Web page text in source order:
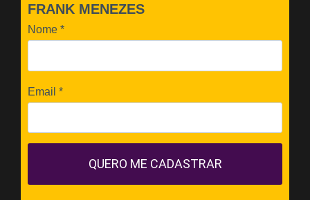
FRANK MENEZES
Nome *
Email *
QUERO ME CADASTRAR